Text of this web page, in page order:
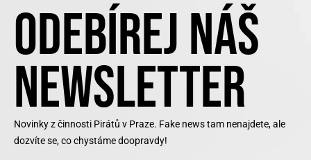
ODEBÍREJ NÁŠ
NEWSLETTER
Novinky z činnosti Pirátů v Praze. Fake news tam nenajdete, ale
dozvíte se, co chystáme doopravdy!